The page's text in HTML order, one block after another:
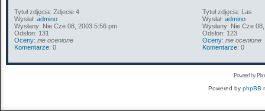
Tytuł zdjęcia: Zdjecie 4
Wysłał: admino
Wysłany: Nie Cze 08, 2003 5:56 pm
Odsłon: 131
Oceny: nie ocenione
Komentarze: 0
Tytuł zdjęcia: Las
Wysłał: admino
Wysłany: Nie Cze
Odsłon: 123
Oceny: nie ocenione
Komentarze: 0
Powered by
Powered by phpBB